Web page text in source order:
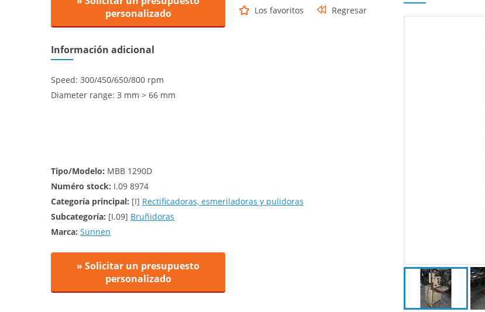
personalizado
Los favoritos
Regresar
Información adicional
Speed: 300/450/650/800 rpm
Diameter range: 3 mm > 66 mm
Tipo/Modelo: MBB 1290D
Numéro stock: I.09 8974
Categoría principal: [I] Rectificadoras, esmeriladoras y pulidoras
Subcategoría: [I.09] Bruñidoras
Marca: Sunnen
» Solicitar un presupuesto
personalizado